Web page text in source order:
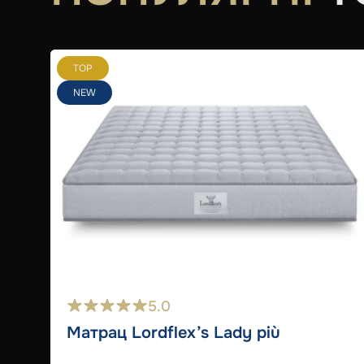
TOP
NEW
5.0
Матрац Lordflex’s Lady più